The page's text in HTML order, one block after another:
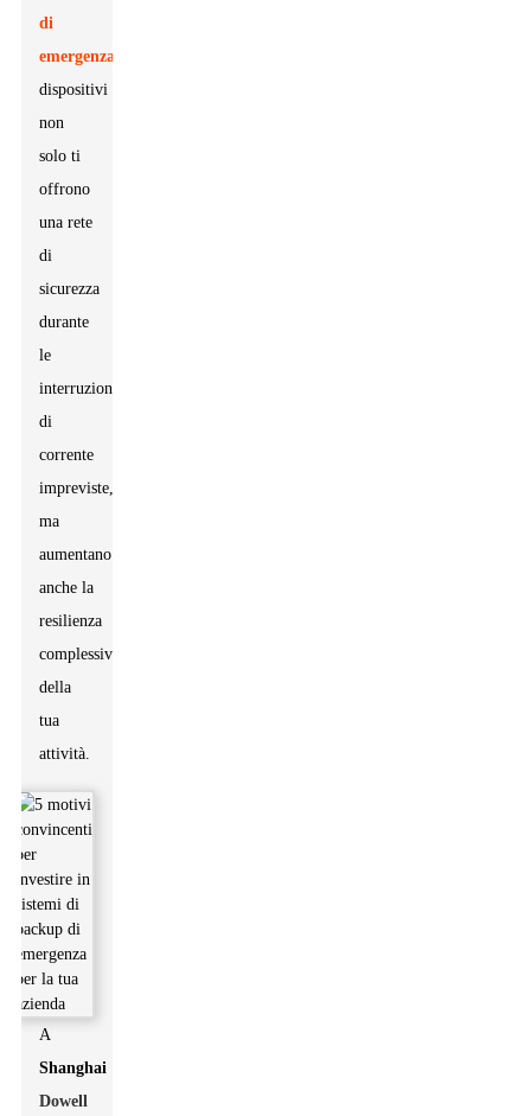
di
emergenza
dispositivi
non
solo ti
offrono
una rete
di
sicurezza
durante
le
interruzioni
di
corrente
impreviste,
ma
aumentano
anche la
resilienza
complessiva
della
tua
attività.
A
Shanghai
Dowell